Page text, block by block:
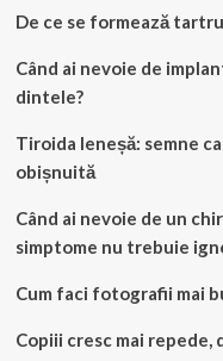
De ce se formează
Când ai nevoie de
dintele?
Tiroida leneșă: semne
obișnuită
Când ai nevoie de un
simptome nu trebuie
Cum faci fotografii mai
Copiii cresc mai repede,